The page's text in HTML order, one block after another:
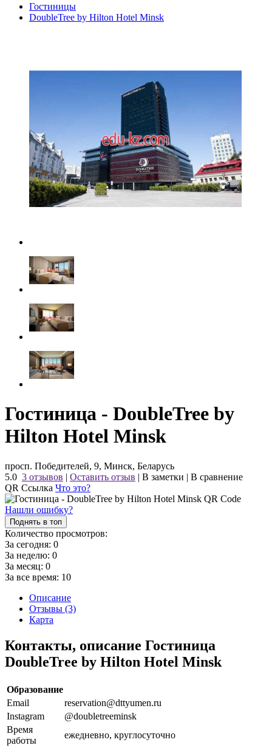
Гостиницы
DoubleTree by Hilton Hotel Minsk
Гостиница - DoubleTree by
Hilton Hotel Minsk
просп. Победителей, 9, Минск, Беларусь
5.0 3 отзывов | Оставить отзыв | В заметки | В сравнение
QR Ссылка Что это?
Нашли ошибку?
Поднять в топ
Количество просмотров:
За сегодня: 0
За неделю: 0
За месяц: 0
За все время: 10
Описание
Отзывы (3)
Карта
Контакты, описание Гостиница
DoubleTree by Hilton Hotel Minsk
Образование
Email
reservation@dttyumen.ru
Instagram
@doubletreeminsk
Время
работы
ежедневно, круглосуточно